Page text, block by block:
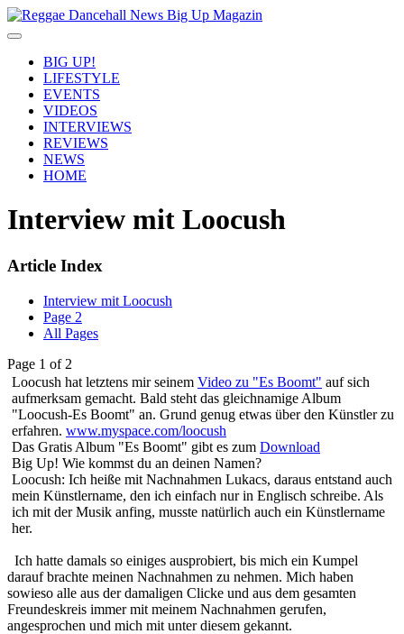
BIG UP!
LIFESTYLE
EVENTS
VIDEOS
INTERVIEWS
REVIEWS
NEWS
HOME
Interview mit Loocush
Article Index
Interview mit Loocush
Page 2
All Pages
Page 1 of 2
Loocush hat letztens mir seinem Video zu "Es Boomt" auf sich
aufmerksam gemacht. Bald steht das gleichnamige Album
"Loocush-Es Boomt" an. Grund genug etwas über den Künstler zu
erfahren. www.myspace.com/loocush
Das Gratis Album "Es Boomt" gibt es zum Download
Big Up! Wie kommst du an deinen Namen?
Loocush: Ich heiße mit Nachnahmen Lukacs, daraus entstand auch
mein Künstlername, den ich einfach nur in Englisch schreibe. Als
ich mit der Musik anfing, musste natürlich auch ein Künstlername
her.
Ich hatte damals so einiges ausprobiert, bis mich ein Kumpel
darauf brachte meinen Nachnahmen zu nehmen. Mich haben
sowieso alle aus der damaligen Clicke und aus dem gesamten
Freundeskreis immer mit meinem Nachnahmen gerufen,
angesprochen und mich mit unter diesem gekannt.